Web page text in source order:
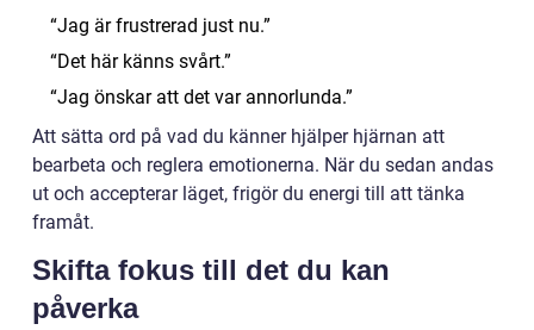
“Jag är frustrerad just nu.”
“Det här känns svårt.”
“Jag önskar att det var annorlunda.”
Att sätta ord på vad du känner hjälper hjärnan att
bearbeta och reglera emotionerna. När du sedan andas
ut och accepterar läget, frigör du energi till att tänka
framåt.
Skifta fokus till det du kan
påverka